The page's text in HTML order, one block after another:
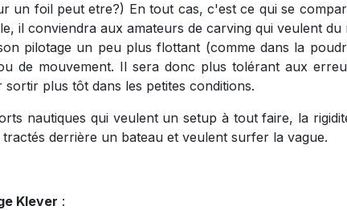
un foil peut etre?) En tout cas, c'est ce qui se
il conviendra aux amateurs de carving qui veulent
pilotage un peu plus flottant (comme dans la
de mouvement. Il sera donc plus tolérant aux
plus tôt dans les petites conditions.
nautiques qui veulent un setup à tout faire, la
derrière un bateau et veulent surfer la vague.
Klever :